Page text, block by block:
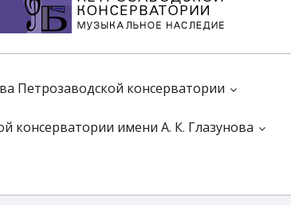
Петрозаводской консерватории
консерватории имени А. К. Глазунова